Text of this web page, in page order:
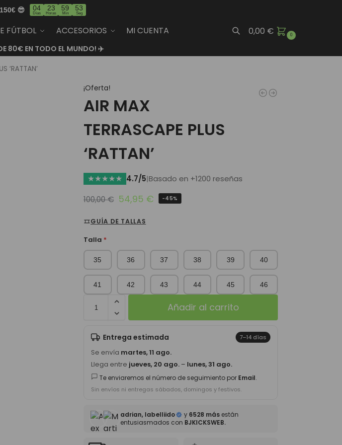
😎 04
Días
23
Horas
59
Min
52
Seg
FÚTBOL ACCESORIOS MI CUENTA 0,00 € 0
80€ EN TODO EL MUNDO! ✈️
‘RATTAN’
¡Oferta!
AIR MAX
TERRASCAPE PLUS
‘RATTAN’
★★★★★ 4.7/5|Basado en +1200 reseñas
100,00€ 54,95 € -45%
GUÍA DE TALLAS
Talla *
35 36 37 38 39 40
41 42 43 44 45 46
Añadir al carrito
Entrega estimada 7–14 días
Se envía martes, 11 ago.
Llega entre jueves, 20 ago. – lunes, 31 ago.
Te enviaremos el número de seguimiento por Email.
Sin envíos ni entregas sábados, domingos y festivos.
adrian, labelliido y 6528 más están
entusiasmados con BJKICKSWEB.